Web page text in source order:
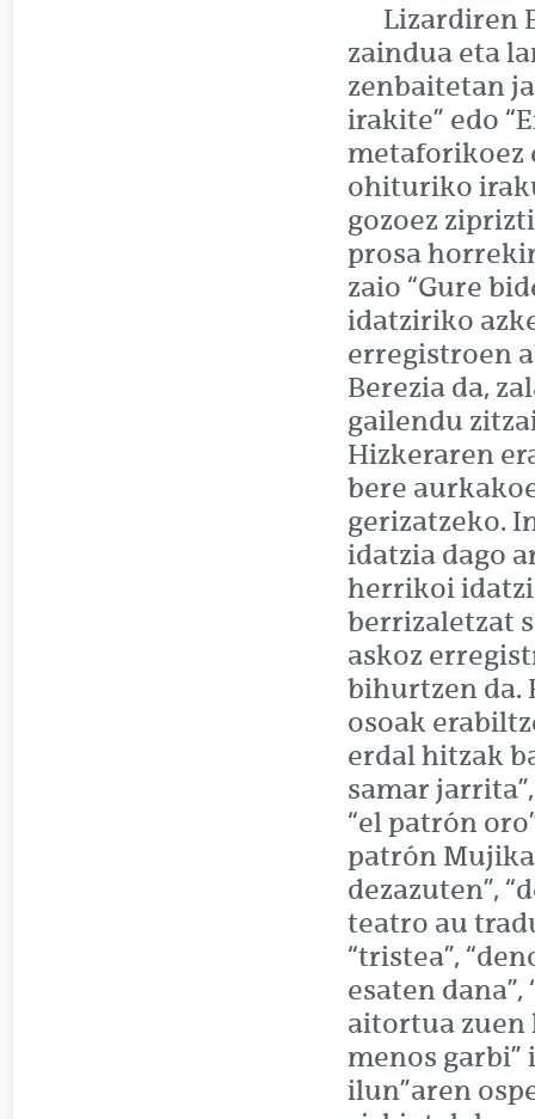
Lizardiren
zaindua eta
zenbaitetan
irakite” edo
metaforikoez
ohituriko
gozoez
prosa
zaio “Gure
idatziriko
erregistroen
Berezia da,
gailendu
Hizkeraren
bere
gerizatzeko.
idatzia dago
herrikoi idatzi
berrizaletzat
askoz
bihurtzen da.
osoak
erdal hitzak
samar
“el patrón
patrón
dezazuten”,
teatro au
“tristea”,
esaten
aitortua zuen
menos garbi”
ilun”aren